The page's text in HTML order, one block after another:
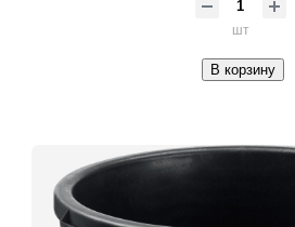
шт
В корзину